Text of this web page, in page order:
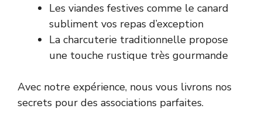
Les viandes festives comme le canard
subliment vos repas d’exception
La charcuterie traditionnelle propose
une touche rustique très gourmande
Avec notre expérience, nous vous livrons nos
secrets pour des associations parfaites.